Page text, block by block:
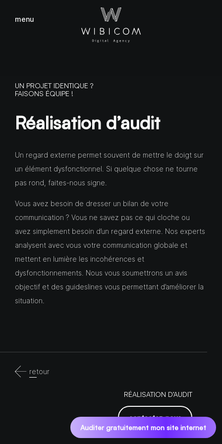
menu
Réalisation d’audit
Un regard externe permet souvent de mettre le doigt sur
un élément dysfonctionnel. Si quelque chose ne tourne
pas rond, faites-nous signe.
Vous avez besoin de dresser un bilan de votre
communication ? Vous ne savez pas ce qui cloche ou
avez simplement besoin d’un regard externe. Nos experts
analysent avec vous votre communication globale et
mettent en lumière les incohérences et
dysfonctionnements. Nous vous soumettrons un avis
objectif et des guideslines vous permettant d’améliorer la
situation.
UN PROJET IDENTIQUE ?
FAISONS ÉQUIPE !
retour
contactez-nous
RÉALISATION D’AUDIT
Auditer gratuitement mon site internet